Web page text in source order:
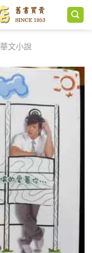
華文小說